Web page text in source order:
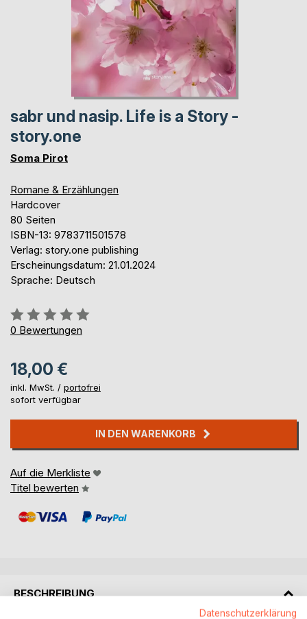
sabr und nasip. Life is a Story -
story.one
Soma Pirot
Romane & Erzählungen
Hardcover
80 Seiten
ISBN-13: 9783711501578
Verlag: story.one publishing
Erscheinungsdatum: 21.01.2024
Sprache: Deutsch
Bewertung::
0%
0 Bewertungen
18,00 €
inkl. MwSt. / portofrei
sofort verfügbar
IN DEN WARENKORB
Auf die Merkliste
Titel bewerten
BESCHREIBUNG
Datenschutzerklärung